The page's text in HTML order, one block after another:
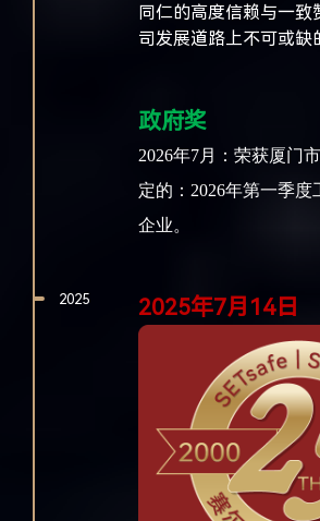
同仁的高度信赖与一致
司发展道路上不可或缺
政府奖
2026年7月：荣获厦门
定的：2026年第一季度
企业。
2025 2025年7月14日